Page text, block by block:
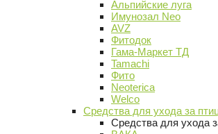
Альпийские луга
Имунозал Neo
AVZ
Фитодок
Гама-Маркет ТД
Tamachi
Фито
Neoterica
Welco
Средства для ухода за
Средства для ухода